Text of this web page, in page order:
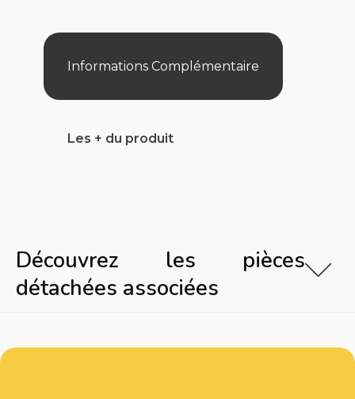
Gog90/3
Informations Complémentaire
Les + du produit
Découvrez les pièces
détachées associées